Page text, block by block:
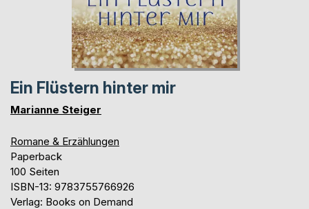
Ein Flüstern hinter mir
Marianne Steiger
Romane & Erzählungen
Paperback
100 Seiten
ISBN-13: 9783755766926
Verlag: Books on Demand